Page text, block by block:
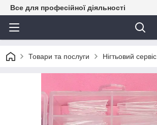
Все для професійної діяльності
Товари та послуги Нігтьовий сервіс